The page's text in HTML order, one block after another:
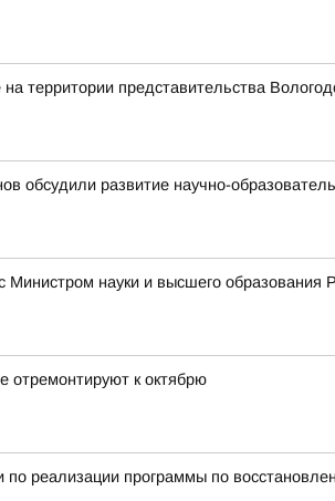
территории представительства
обсудили развитие научно-
науки и высшего
отремонтируют к октябрю
реализации программы по